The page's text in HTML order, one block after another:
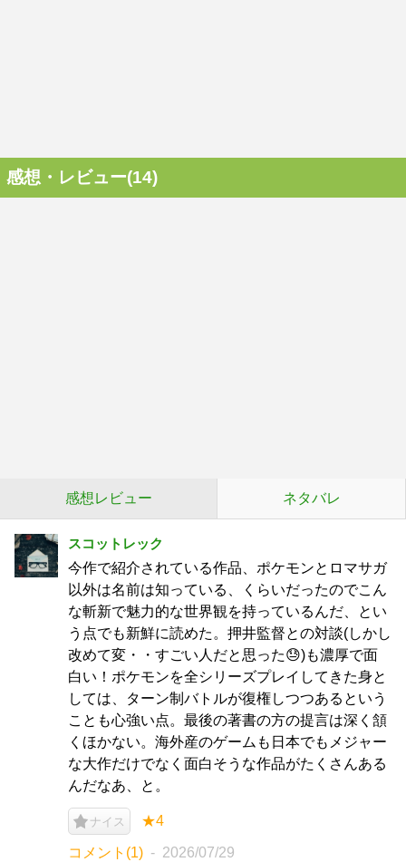
感想・レビュー(14)
感想レビュー ネタバレ
スコットレック
今作で紹介されている作品、ポケモンとロマサガ
以外は名前は知っている、くらいだったのでこん
な斬新で魅力的な世界観を持っているんだ、とい
う点でも新鮮に読めた。押井監督との対談(しかし
改めて変・・すごい人だと思った😓)も濃厚で面
白い！ポケモンを全シリーズプレイしてきた身と
しては、ターン制バトルが復権しつつあるという
ことも心強い点。最後の著書の方の提言は深く頷
くほかない。海外産のゲームも日本でもメジャー
な大作だけでなく面白そうな作品がたくさんある
んだなあ、と。
ナイス ★4
コメント(1) 2026/07/29